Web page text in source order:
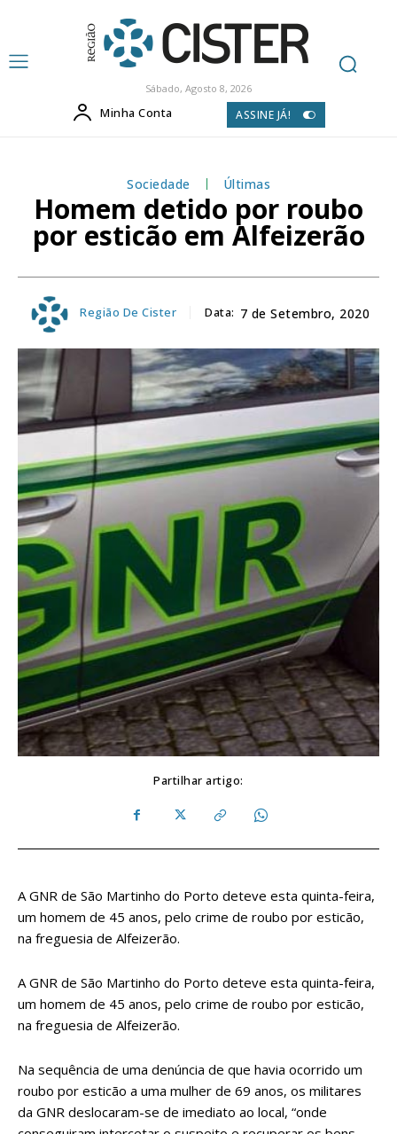
Sábado, Agosto 8, 2026
Minha Conta ASSINE JÁ!
Sociedade Últimas
Homem detido por roubo
por esticão em Alfeizerão
Região De Cister Data: 7 de Setembro, 2020
Partilhar artigo:
A GNR de São Martinho do Porto deteve esta quinta-feira,
um homem de 45 anos, pelo crime de roubo por esticão,
na freguesia de Alfeizerão.
A GNR de São Martinho do Porto deteve esta quinta-feira,
um homem de 45 anos, pelo crime de roubo por esticão,
na freguesia de Alfeizerão.
Na sequência de uma denúncia de que havia ocorrido um
roubo por esticão a uma mulher de 69 anos, os militares
da GNR deslocaram-se de imediato ao local, “onde